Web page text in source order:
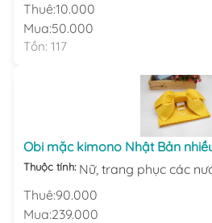
Thuê:10.000
Mua:50.000
Tồn: 117
Obi mặc kimono Nhật Bản
Thuộc tính: Nữ, trang phục các
Thuê:90.000
Mua:239.000